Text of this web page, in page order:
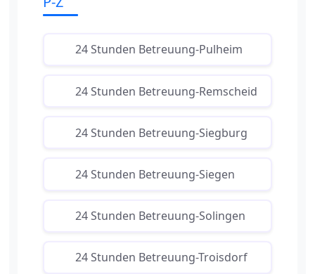
24 Stunden Betreuung-Pulheim
24 Stunden Betreuung-Remscheid
24 Stunden Betreuung-Siegburg
24 Stunden Betreuung-Siegen
24 Stunden Betreuung-Solingen
24 Stunden Betreuung-Troisdorf